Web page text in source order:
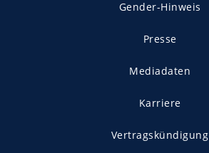
Gender-Hinweis
Presse
Mediadaten
Karriere
Vertragskündigung